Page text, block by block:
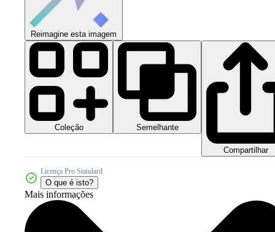
Reimagine esta imagem
Coleção Semelhante
Compartilhar
Licença Pro Standard
O que é isto?
Mais informações